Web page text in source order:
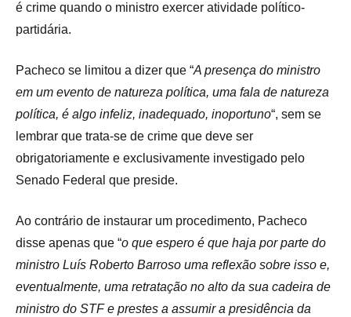
é crime quando o ministro exercer atividade político-
partidária.
Pacheco se limitou a dizer que “A presença do ministro
em um evento de natureza política, uma fala de natureza
política, é algo infeliz, inadequado, inoportuno“, sem se
lembrar que trata-se de crime que deve ser
obrigatoriamente e exclusivamente investigado pelo
Senado Federal que preside.
Ao contrário de instaurar um procedimento, Pacheco
disse apenas que “o que espero é que haja por parte do
ministro Luís Roberto Barroso uma reflexão sobre isso e,
eventualmente, uma retratação no alto da sua cadeira de
ministro do STF e prestes a assumir a presidência da